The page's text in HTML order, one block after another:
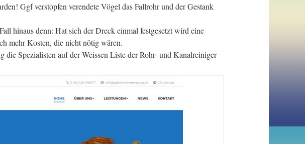
Ggf verstopfen verendete Vögel das Fallrohr und der Gestank
hinaus denn: Hat sich der Dreck einmal festgesetzt wird eine
mehr Kosten, die nicht nötig wären.
Spezialisten auf der Weissen Liste der Rohr- und Kanalreiniger